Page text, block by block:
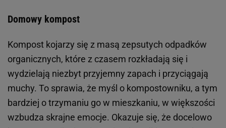
Domowy kompost
Kompost kojarzy się z masą zepsutych odpadków
organicznych, które z czasem rozkładają się i
wydzielają niezbyt przyjemny zapach i przyciągają
muchy. To sprawia, że myśl o kompostowniku, a tym
bardziej o trzymaniu go w mieszkaniu, w większości
wzbudza skrajne emocje. Okazuje się, że docelowo